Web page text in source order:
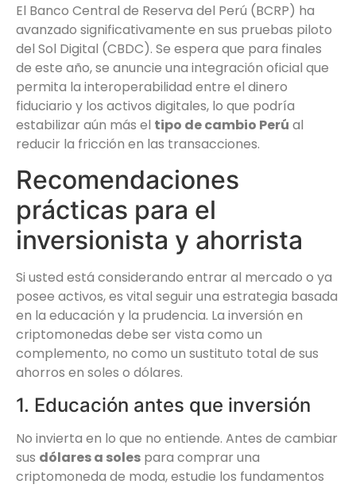
El Banco Central de Reserva del Perú (BCRP) ha
avanzado significativamente en sus pruebas piloto
del Sol Digital (CBDC). Se espera que para finales
de este año, se anuncie una integración oficial que
permita la interoperabilidad entre el dinero
fiduciario y los activos digitales, lo que podría
estabilizar aún más el tipo de cambio Perú al
reducir la fricción en las transacciones.
Recomendaciones
prácticas para el
inversionista y ahorrista
Si usted está considerando entrar al mercado o ya
posee activos, es vital seguir una estrategia basada
en la educación y la prudencia. La inversión en
criptomonedas debe ser vista como un
complemento, no como un sustituto total de sus
ahorros en soles o dólares.
1. Educación antes que inversión
No invierta en lo que no entiende. Antes de cambiar
sus dólares a soles para comprar una
criptomoneda de moda, estudie los fundamentos